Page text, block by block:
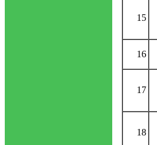
15
16
17
18